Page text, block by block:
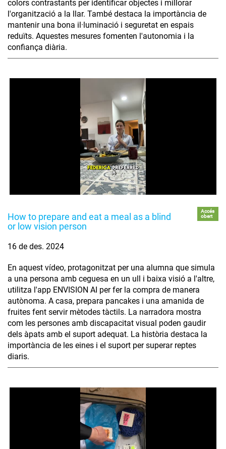
colors contrastants per identificar objectes i millorar
l'organització a la llar. També destaca la importància de
mantenir una bona il·luminació i seguretat en espais
reduïts. Aquestes mesures fomenten l'autonomia i la
confiança diària.
How to prepare and eat a meal as a blind
or low vision person
Accés
obert
16 de des. 2024
En aquest vídeo, protagonitzat per una alumna que simula
a una persona amb ceguesa en un ull i baixa visió a l'altre,
utilitza l'app ENVISION AI per fer la compra de manera
autònoma. A casa, prepara pancakes i una amanida de
fruites fent servir mètodes tàctils. La narradora mostra
com les persones amb discapacitat visual poden gaudir
dels àpats amb el suport adequat. La història destaca la
importància de les eines i el suport per superar reptes
diaris.